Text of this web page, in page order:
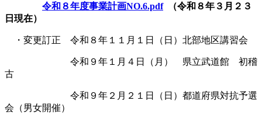
令和８年度事業計画NO.6.pdf（令和８年３月２３
日現在）
・変更訂正 令和８年１１月１日（日）北部地区講習会
令和９年１月４日（月） 県立武道館 初稽
古
令和９年２月２１日（日）都道府県対抗予選
会（男女開催）